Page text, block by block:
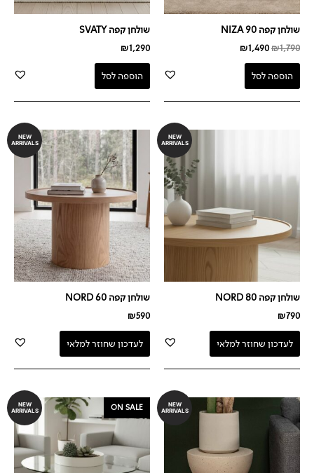
שולחן קפה NIZA 90
₪1,790
₪1,490
הוספה לסל
שולחן קפה SVATY
₪1,290
הוספה לסל
NEW
ARRIVALS
שולחן קפה NORD 80
₪790
לעדכון שחוזר למלאי
NEW
ARRIVALS
שולחן קפה NORD 60
₪590
לעדכון שחוזר למלאי
NEW
ARRIVALS
ON SALE
NEW
ARRIVALS
המחיר
המקורי
היה:
₪1,690.
המחיר
הנוכחי
הוא:
₪1,290.